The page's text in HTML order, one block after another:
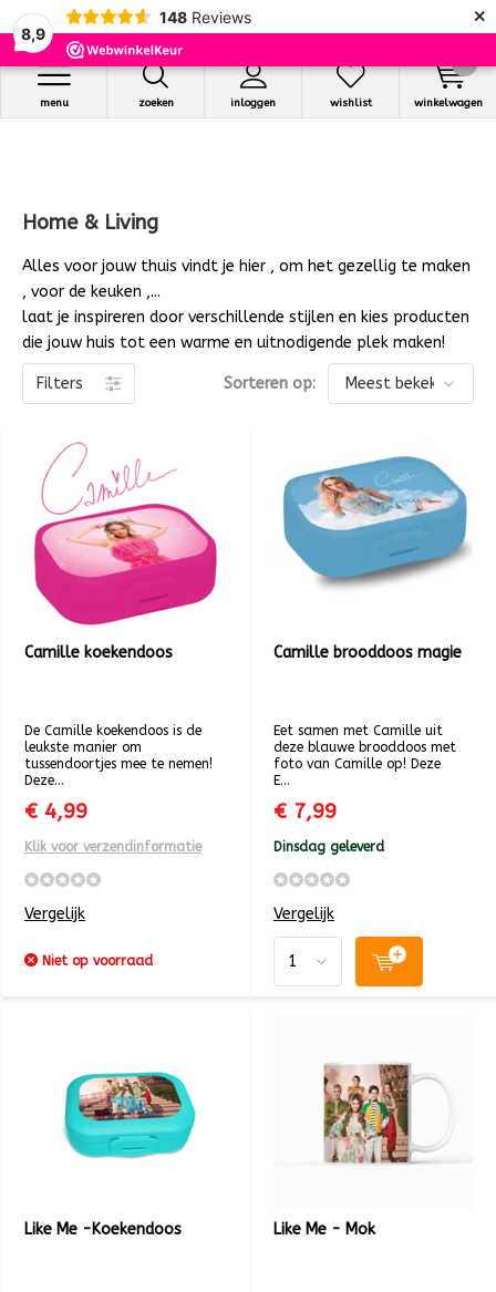
8,9
148 Reviews ×
zoeken inloggen
menu wishlist winkelwagen
Home & Living
Alles voor jouw thuis vindt je hier , om het gezellig te maken
, voor de keuken ,...
laat je inspireren door verschillende stijlen en kies producten
die jouw huis tot een warme en uitnodigende plek maken!
Filters Sorteren op:
Camille koekendoos
De Camille koekendoos is de
leukste manier om
tussendoortjes mee te nemen!
Deze...
€ 4,99
Klik voor verzendinformatie
Vergelijk
Niet op voorraad
Camille brooddoos magie
Eet samen met Camille uit
deze blauwe brooddoos met
foto van Camille op! Deze
E...
€ 7,99
Dinsdag geleverd
Vergelijk
Like Me -Koekendoos Like Me - Mok